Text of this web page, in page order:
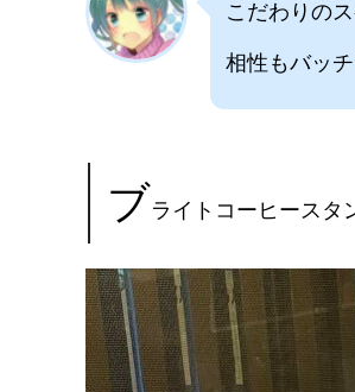
こだわりの
相性もバッ
ブライトコーヒースタ